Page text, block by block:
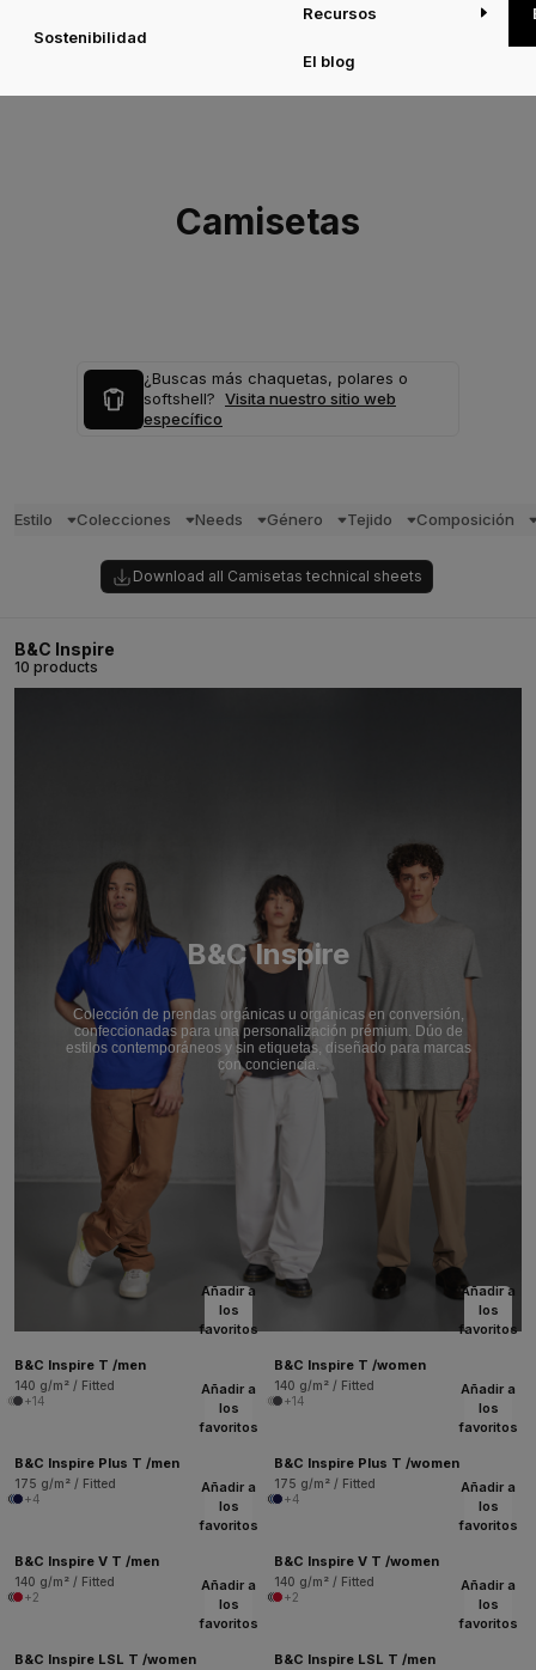
Sostenibilidad
Recursos
El blog
Camisetas
¿Buscas más chaquetas, polares o
softshell? Visita nuestro sitio web
específico
Estilo Colecciones Needs Género Tejido Composición
Download all Camisetas technical sheets
B&C Inspire
10 products
B&C Inspire
Colección de prendas orgánicas u orgánicas en conversión,
confeccionadas para una personalización prémium. Dúo de
estilos contemporáneos y sin etiquetas, diseñado para marcas
con conciencia.
Añadir a
los
favoritos
B&C Inspire T /men
140 g/m² / Fitted
+14
Añadir a
los
favoritos
B&C Inspire T /women
140 g/m² / Fitted
+14
Añadir a
los
favoritos
B&C Inspire Plus T /men
175 g/m² / Fitted
+4
Añadir a
los
favoritos
B&C Inspire Plus T /women
175 g/m² / Fitted
+4
Añadir a
los
favoritos
B&C Inspire V T /men
140 g/m² / Fitted
+2
Añadir a
los
favoritos
B&C Inspire V T /women
140 g/m² / Fitted
+2
Añadir a
los
favoritos
B&C Inspire LSL T /women
Añadir a
los
favoritos
B&C Inspire LSL T /men